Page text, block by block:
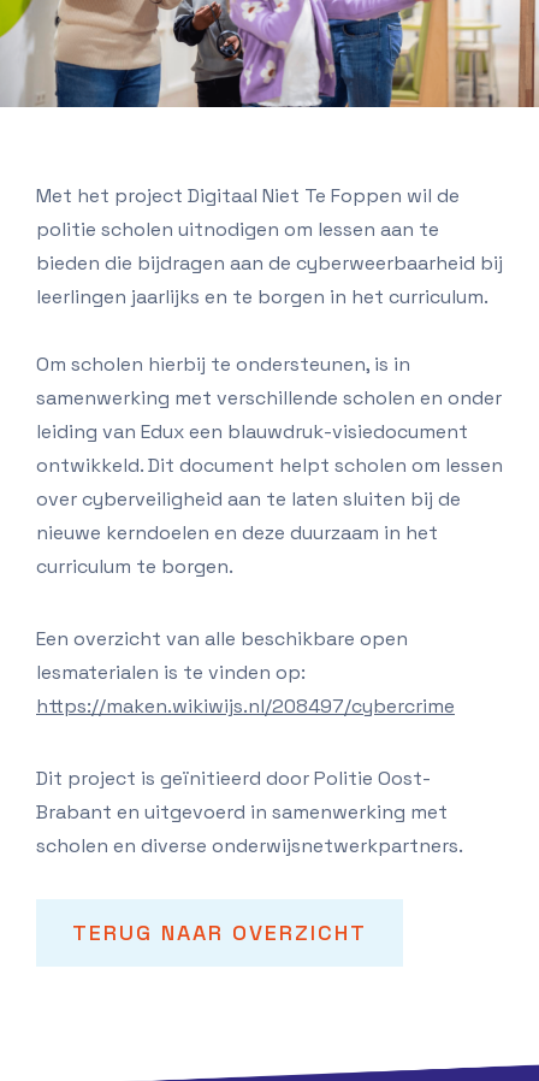
Met het project Digitaal Niet Te Foppen wil de
politie scholen uitnodigen om lessen aan te
bieden die bijdragen aan de cyberweerbaarheid bij
leerlingen jaarlijks en te borgen in het curriculum.
Om scholen hierbij te ondersteunen, is in
samenwerking met verschillende scholen en onder
leiding van Edux een blauwdruk-visiedocument
ontwikkeld. Dit document helpt scholen om lessen
over cyberveiligheid aan te laten sluiten bij de
nieuwe kerndoelen en deze duurzaam in het
curriculum te borgen.
Een overzicht van alle beschikbare open
lesmaterialen is te vinden op:
https://maken.wikiwijs.nl/208497/cybercrime
Dit project is geïnitieerd door Politie Oost-
Brabant en uitgevoerd in samenwerking met
scholen en diverse onderwijsnetwerkpartners.
TERUG NAAR OVERZICHT